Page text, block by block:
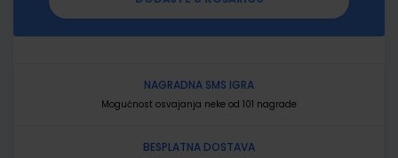
NAGRADNA SMS IGRA
Mogućnost osvajanja neke od 101 nagrade
BESPLATNA DOSTAVA